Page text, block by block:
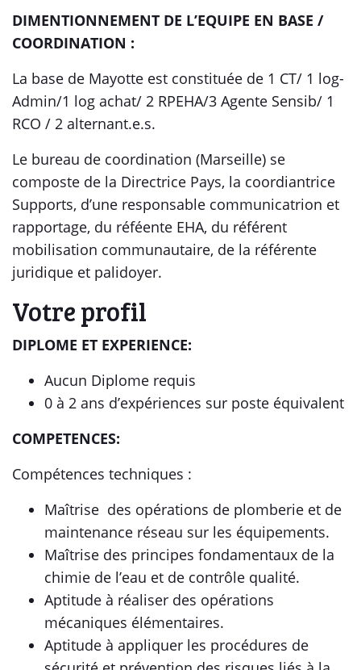
DIMENTIONNEMENT DE L’EQUIPE EN BASE /
COORDINATION :
La base de Mayotte est constituée de 1 CT/ 1 log-
Admin/1 log achat/ 2 RPEHA/3 Agente Sensib/ 1
RCO / 2 alternant.e.s.
Le bureau de coordination (Marseille) se
composte de la Directrice Pays, la coordiantrice
Supports, d’une responsable communicatrion et
rapportage, du réféente EHA, du référent
mobilisation communautaire, de la référente
juridique et palidoyer.
Votre profil
DIPLOME ET EXPERIENCE:
Aucun Diplome requis
0 à 2 ans d’expériences sur poste équivalent
COMPETENCES:
Compétences techniques :
Maîtrise des opérations de plomberie et de
maintenance réseau sur les équipements.
Maîtrise des principes fondamentaux de la
chimie de l’eau et de contrôle qualité.
Aptitude à réaliser des opérations
mécaniques élémentaires.
Aptitude à appliquer les procédures de